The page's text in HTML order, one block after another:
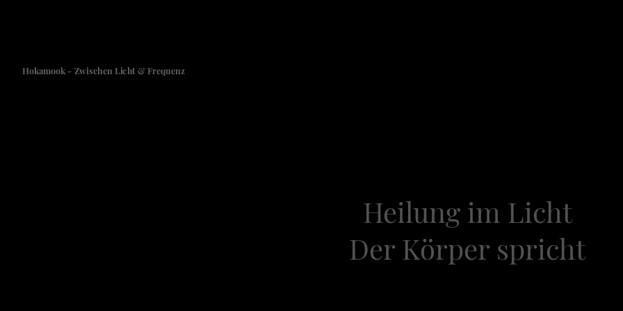
Hokamook - Zwischen Licht & Frequenz
Heilung im Licht
Der Körper spricht